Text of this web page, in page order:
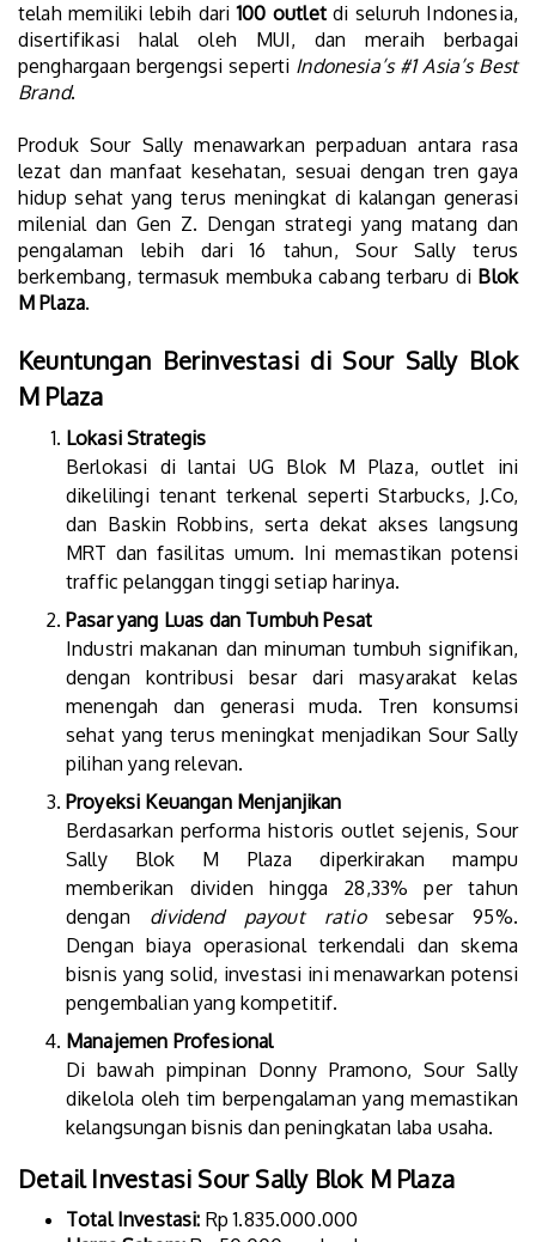
telah memiliki lebih dari100 outletdi seluruh Indonesia,
disertifikasi halal oleh MUI, dan meraih berbagai
penghargaan bergengsi seperti Indonesia’s #1 Asia’s Best
Brand.
Produk Sour Sally menawarkan perpaduan antara rasa
lezat dan manfaat kesehatan, sesuai dengan tren gaya
hidup sehat yang terus meningkat di kalangan generasi
milenial dan Gen Z. Dengan strategi yang matang dan
pengalaman lebih dari 16 tahun, Sour Sally terus
berkembang, termasuk membuka cabang terbaru di Blok
M Plaza.
Keuntungan Berinvestasi di Sour Sally Blok
M Plaza
Lokasi Strategis
Berlokasi di lantai UG Blok M Plaza, outlet ini
dikelilingi tenant terkenal seperti Starbucks, J.Co,
dan Baskin Robbins, serta dekat akses langsung
MRT dan fasilitas umum. Ini memastikan potensi
traffic pelanggan tinggi setiap harinya.
Pasar yang Luas dan Tumbuh Pesat
Industri makanan dan minuman tumbuh signifikan,
dengan kontribusi besar dari masyarakat kelas
menengah dan generasi muda. Tren konsumsi
sehat yang terus meningkat menjadikan Sour Sally
pilihan yang relevan.
Proyeksi Keuangan Menjanjikan
Berdasarkan performa historis outlet sejenis, Sour
Sally Blok M Plaza diperkirakan mampu
memberikan dividen hingga 28,33% per tahun
dengan dividend payout ratiosebesar 95%.
Dengan biaya operasional terkendali dan skema
bisnis yang solid, investasi ini menawarkan potensi
pengembalian yang kompetitif.
Manajemen Profesional
Di bawah pimpinan Donny Pramono, Sour Sally
dikelola oleh tim berpengalaman yang memastikan
kelangsungan bisnis dan peningkatan laba usaha.
Detail Investasi Sour Sally Blok M Plaza
Total Investasi: Rp 1.835.000.000